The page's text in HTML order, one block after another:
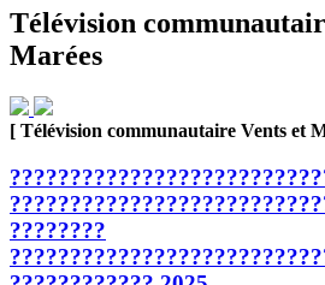
Télévision
Marées
[ Télévision communautaire Vents et
????????